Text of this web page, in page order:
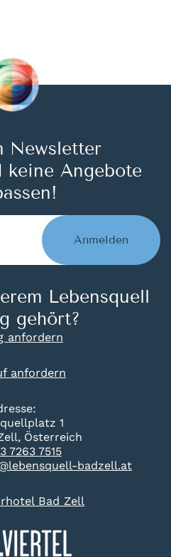
1
Österreich
7263 7515
badzell.at
Bad Zell
Newsletter
keine Angebote
Anmelden
Lebensquell
gehört?
anfordern
anfordern